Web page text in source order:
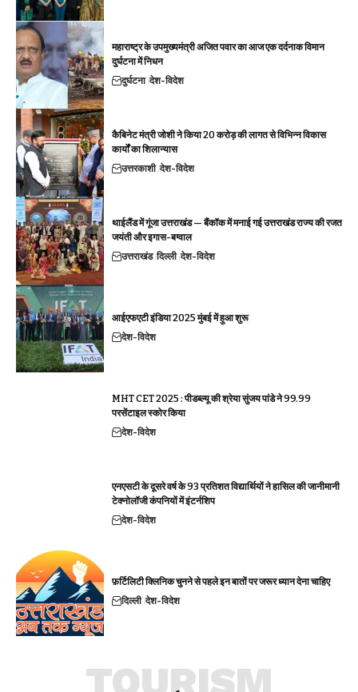
महाराष्ट्र के उपमुख्यमंत्री अजित पवार का आज एक दर्दनाक विमान
दुर्घटना में निधन
दुर्घटना देश-विदेश
कैबिनेट मंत्री जोशी ने किया 20 करोड़ की लागत से विभिन्न विकास
कार्यों का शिलान्यास
उत्तरकाशी देश-विदेश
थाईलैंड में गूंजा उत्तराखंड — बैंकॉक में मनाई गई उत्तराखंड राज्य की रजत
जयंती और इगास-बग्वाल
उत्तराखंड दिल्ली देश-विदेश
आईएफएटी इंडिया 2025 मुंबई में हुआ शुरू
देश-विदेश
MHT CET 2025 : पीडब्ल्यू की श्रेया सुंजय पांडे ने 99.99
परसेंटाइल स्कोर किया
देश-विदेश
एनएसटी के दूसरे वर्ष के 93 प्रतिशत विद्यार्थियों ने हासिल की जानीमानी
टेक्नोलॉजी कंपनियों में इंटर्नशिप
देश-विदेश
फ़र्टिलिटी क्लिनिक चुनने से पहले इन बातों पर जरूर ध्यान देना चाहिए
दिल्ली देश-विदेश
TOURISM